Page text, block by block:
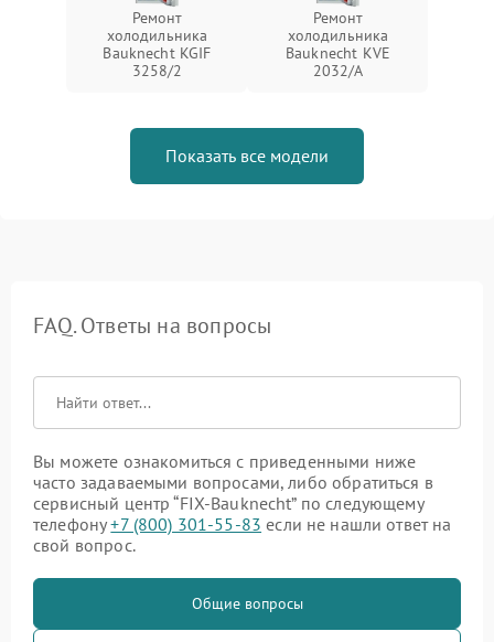
Ремонт
холодильника
Bauknecht KGIF
3258/2
Ремонт
холодильника
Bauknecht KVE
2032/A
Показать все модели
FAQ. Ответы на вопросы
Вы можете ознакомиться с приведенными ниже
часто задаваемыми вопросами, либо обратиться в
сервисный центр “FIX-Bauknecht” по следующему
телефону+7 (800) 301-55-83 если не нашли ответ на
свой вопрос.
Общие вопросы